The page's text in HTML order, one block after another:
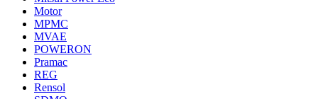
Motor
MPMC
MVAE
POWERON
Pramac
REG
Rensol